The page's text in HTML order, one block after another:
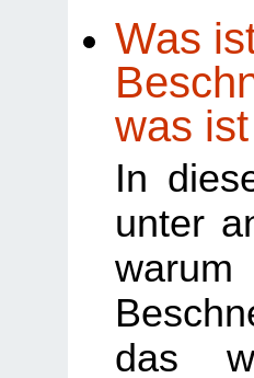
Was
was
In
unter
das